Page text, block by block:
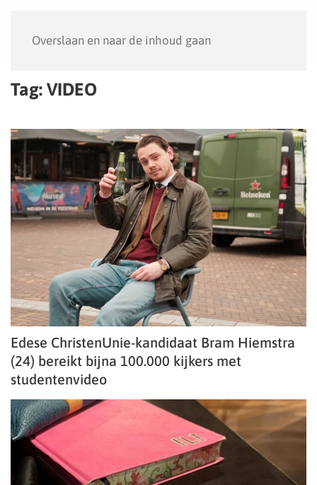
Overslaan en naar de inhoud gaan
Tag: VIDEO
Edese ChristenUnie-kandidaat Bram Hiemstra
(24) bereikt bijna 100.000 kijkers met
studentenvideo